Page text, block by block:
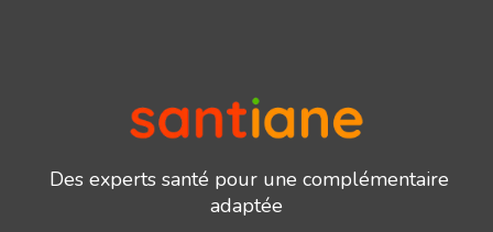
Des experts santé pour une complémentaire
adaptée